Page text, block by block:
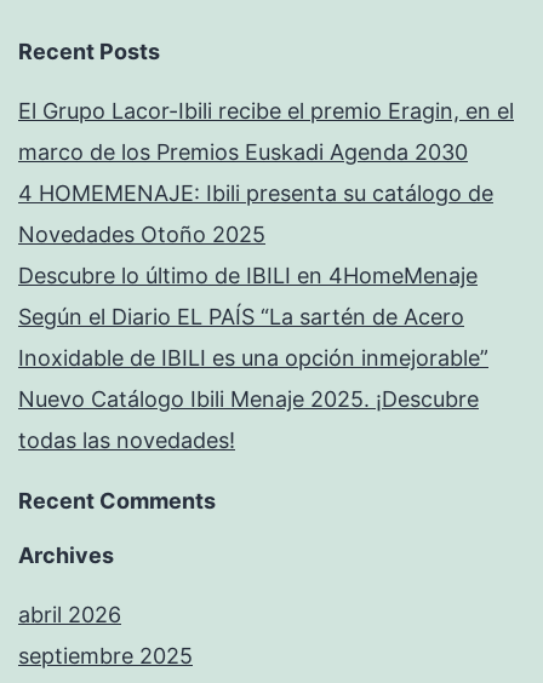
Recent Posts
El Grupo Lacor-Ibili recibe el premio Eragin, en el
marco de los Premios Euskadi Agenda 2030
4 HOMEMENAJE: Ibili presenta su catálogo de
Novedades Otoño 2025
Descubre lo último de IBILI en 4HomeMenaje
Según el Diario EL PAÍS “La sartén de Acero
Inoxidable de IBILI es una opción inmejorable”
Nuevo Catálogo Ibili Menaje 2025. ¡Descubre
todas las novedades!
Recent Comments
Archives
abril 2026
septiembre 2025